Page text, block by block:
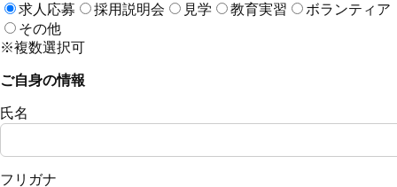
求人応募 採用説明会 見学 教育実習
ボランティア
その他
※複数選択可
ご自身の情報
氏名
フリガナ